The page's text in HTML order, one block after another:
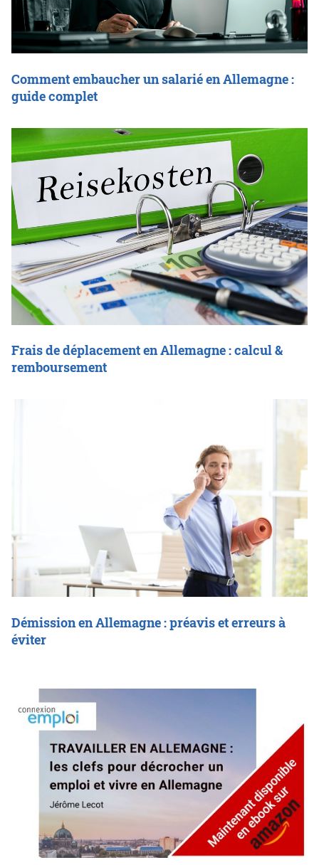
Comment embaucher un salarié en Allemagne :
guide complet
Frais de déplacement en Allemagne : calcul &
remboursement
Démission en Allemagne : préavis et erreurs à
éviter